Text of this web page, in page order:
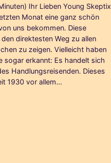
Ihr Lieben Young Skeptix
Monat eine ganz schön
uns bekommen. Diese
direktesten Weg zu allen
zu zeigen. Vielleicht haben
sogar erkannt: Es handelt sich
Handlungsreisenden. Dieses
1930 vor allem…